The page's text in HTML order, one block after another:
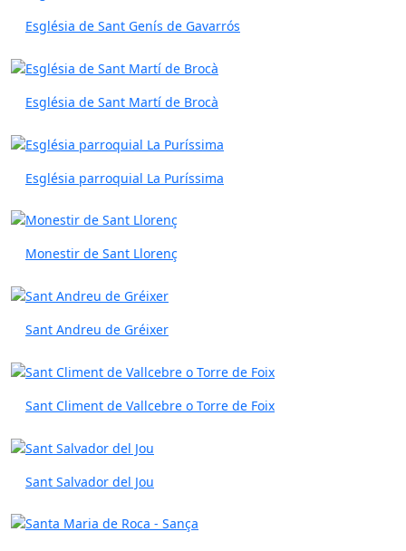
Església de Sant Genís de Gavarrós
Església de Sant Martí de Brocà
Església parroquial La Puríssima
Monestir de Sant Llorenç
Sant Andreu de Gréixer
Sant Climent de Vallcebre o Torre de Foix
Sant Salvador del Jou